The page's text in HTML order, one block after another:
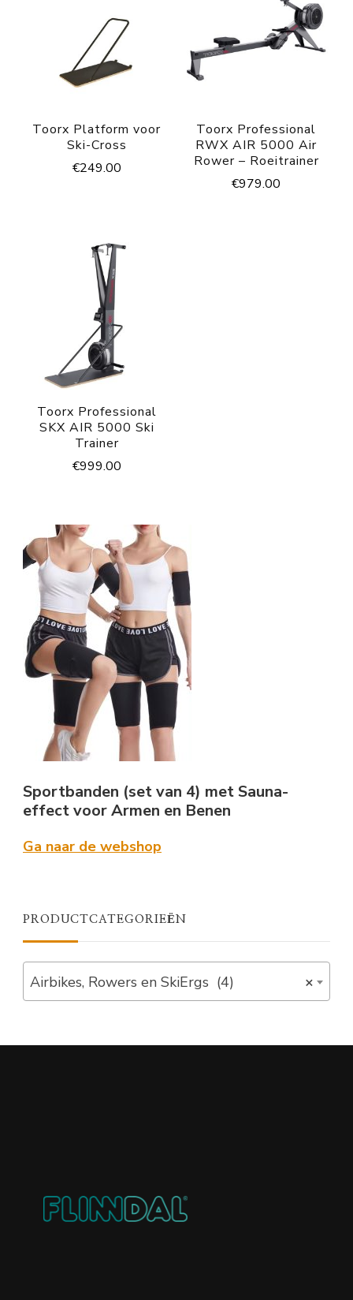
Toorx Platform voor
Ski-Cross
€249.00
Toorx Professional
RWX AIR 5000 Air
Rower – Roeitrainer
€979.00
Toorx Professional
SKX AIR 5000 Ski
Trainer
€999.00
Sportbanden (set van 4) met Sauna-
effect voor Armen en Benen
Ga naar de webshop
PRODUCTCATEGORIEËN
×
Airbikes, Rowers en SkiErgs (4)